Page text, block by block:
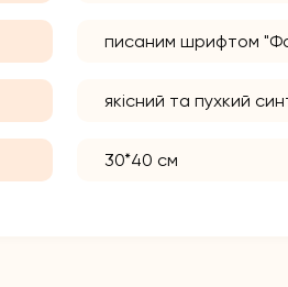
писаним шрифтом
якісний та пухкий
30*40 см